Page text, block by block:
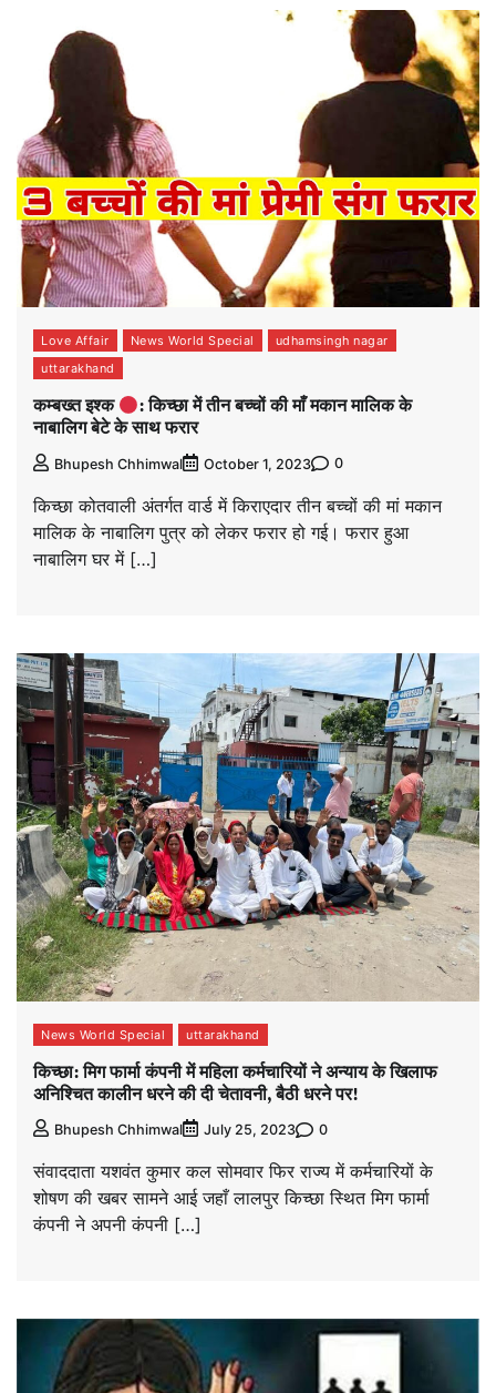
Love Affair News World Special
udhamsingh nagar
uttarakhand
कम्बख्त इश्क
: किच्छा में तीन बच्चों की माँ मकान मालिक के
नाबालिग बेटे के साथ फरार
Bhupesh Chhimwal October 1, 2023 0
किच्छा कोतवाली अंतर्गत वार्ड में किराएदार तीन बच्चों की मां मकान
मालिक के नाबालिग पुत्र को लेकर फरार हो गई। फरार हुआ
नाबालिग घर में […]
News World Special uttarakhand
किच्छा: मिग फार्मा कंपनी में महिला कर्मचारियों ने अन्याय के खिलाफ
अनिश्चित कालीन धरने की दी चेतावनी, बैठी धरने पर!
Bhupesh Chhimwal July 25, 2023 0
संवाददाता यशवंत कुमार कल सोमवार फिर राज्य में कर्मचारियों के
शोषण की खबर सामने आई जहाँ लालपुर किच्छा स्थित मिग फार्मा
कंपनी ने अपनी कंपनी […]